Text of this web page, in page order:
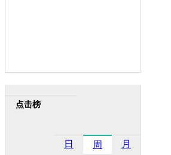
点击榜
日 周 月